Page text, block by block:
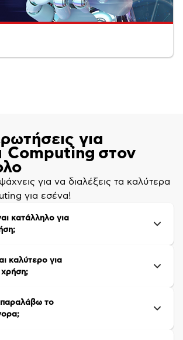
για
Computing στον
για να διαλέξεις τα καλύτερα
για εσένα!
κατάλληλο για
καλύτερο για
χρήση;
το